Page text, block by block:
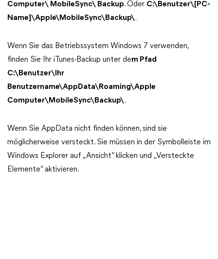
Computer\ MobileSync\ Backup. Oder C:\Benutzer\[PC-
Name]\Apple\MobileSync\Backup\.
Wenn Sie das Betriebssystem Windows 7 verwenden,
finden Sie Ihr iTunes-Backup unter dem Pfad
C:\Benutzer\Ihr
Benutzername\AppData\Roaming\Apple
Computer\MobileSync\Backup\.
Wenn Sie AppData nicht finden können, sind sie
möglicherweise versteckt. Sie müssen in der Symbolleiste im
Windows Explorer auf „Ansicht“ klicken und „Versteckte
Elemente“ aktivieren.